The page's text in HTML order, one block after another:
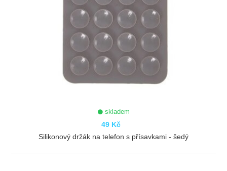
skladem
49 Kč
Silikonový držák na telefon s přísavkami - šedý